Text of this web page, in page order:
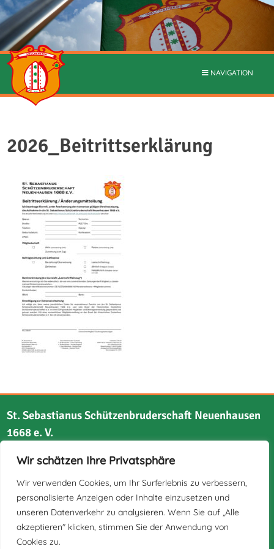
Wir schätzen Ihre Privatsphäre
Wir verwenden Cookies, um Ihr Surferlebnis zu verbessern,
personalisierte Anzeigen oder Inhalte einzusetzen und
unseren Datenverkehr zu analysieren. Wenn Sie auf „Alle
akzeptieren" klicken, stimmen Sie der Anwendung von
Cookies zu.
NAVIGATION
2026_Beitrittserklärung
St. Sebastianus Schützenbruderschaft Neuenhausen
1668 e. V.
Bruchstraße 21